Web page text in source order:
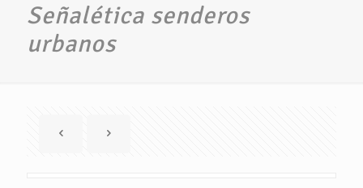
Señalética senderos
urbanos